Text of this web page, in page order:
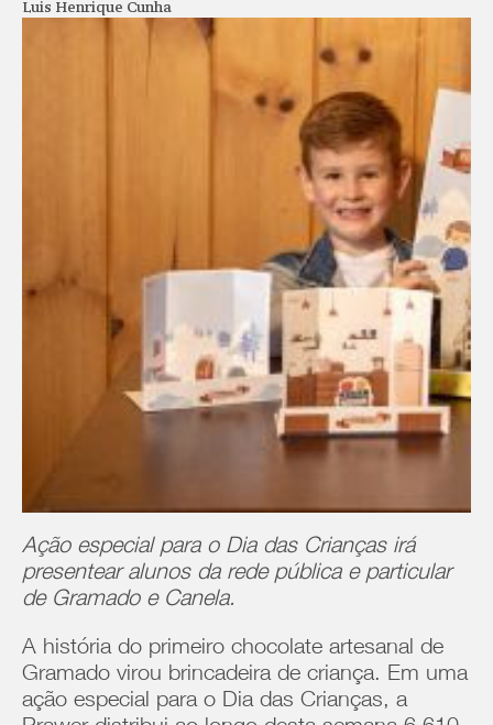
Luis Henrique Cunha
Ação especial para o Dia das Crianças irá
presentear alunos da rede pública e particular
de Gramado e Canela.
A história do primeiro chocolate artesanal de
Gramado virou brincadeira de criança. Em uma
ação especial para o Dia das Crianças, a